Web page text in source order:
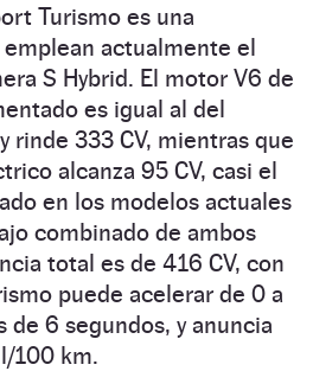
Turismo es una
actualmente el
S Hybrid. El motor V6 de
es igual al del
rinde 333 CV, mientras que
alcanza 95 CV, casi el
en los modelos actuales
combinado de ambos
total es de 416 CV, con
puede acelerar de 0 a
6 segundos, y anuncia
100 km.